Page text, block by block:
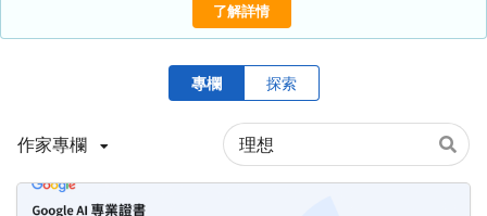
了解詳情
專欄 探索
作家專欄